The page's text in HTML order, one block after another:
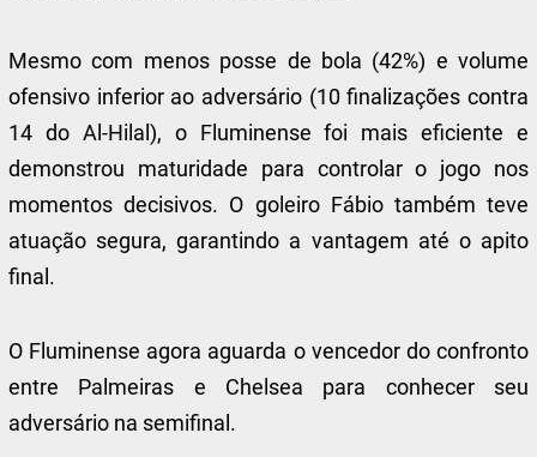
Mesmo com menos posse de bola (42%) e volume
ofensivo inferior ao adversário (10 finalizações contra
14 do Al-Hilal), o Fluminense foi mais eficiente e
demonstrou maturidade para controlar o jogo nos
momentos decisivos. O goleiro Fábio também teve
atuação segura, garantindo a vantagem até o apito
final.
O Fluminense agora aguarda o vencedor do confronto
entre Palmeiras e Chelsea para conhecer seu
adversário na semifinal.